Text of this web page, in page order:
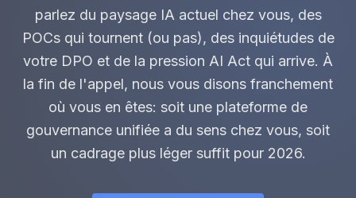
parlez du paysage IA actuel chez vous, des
POCs qui tournent (ou pas), des inquiétudes de
votre DPO et de la pression AI Act qui arrive. À
la fin de l'appel, nous vous disons franchement
où vous en êtes: soit une plateforme de
gouvernance unifiée a du sens chez vous, soit
un cadrage plus léger suffit pour 2026.